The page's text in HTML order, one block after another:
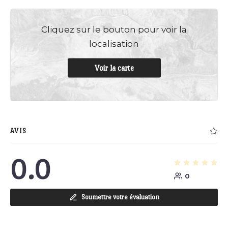
Cliquez sur le bouton pour voir la
localisation
Voir la carte
AVIS
0.0 0
Soumettre votre évaluation